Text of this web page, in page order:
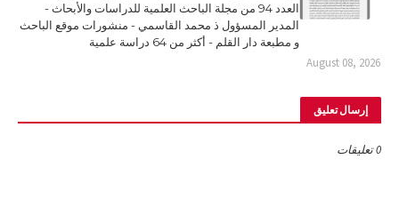
العدد 94 من مجلة الباحث العلمية للدراسات والأبحاث -
المدير المسؤول ذ محمد القاسمي - منشورات موقع الباحث
و مطبعة دار القلم - أكثر من 64 دراسة علمية
August 08, 2026
إرسال تعليق
0 تعليقات